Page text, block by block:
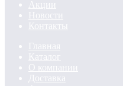
Акции
Новости
Контакты
Главная
Каталог
О компании
Доставка